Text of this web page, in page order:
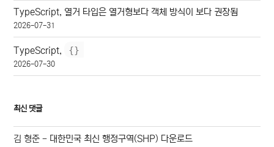
TypeScript, 열거 타입은 열거형보다 객체 방식이 보다 권장됨
2026-07-31
TypeScript, {}
2026-07-30
최신 댓글
김 형준 - 대한민국 최신 행정구역(SHP) 다운로드